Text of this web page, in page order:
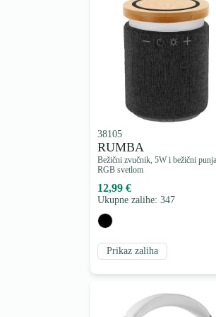
38105
RUMBA
Bežični zvučnik, 5W i bežični
RGB svetlom
12,99 €
Ukupne zalihe: 347
Prikaz zaliha